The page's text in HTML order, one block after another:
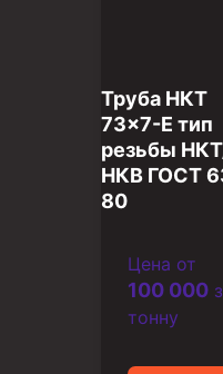
Труба НКТ
73×7-Е тип
резьбы
НКВ ГОСТ
80
Цена от
100 000
тонну